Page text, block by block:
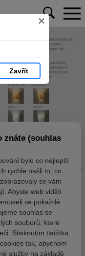
×
Zavřít
znáte (souhlas
bylo co nejlepší
rychle našli to, co
se vám
Abyste web viděli
se pokaždé
souhlas se
souborů, které
Stisknutím tlačítka
tak, abychom
služby na základě